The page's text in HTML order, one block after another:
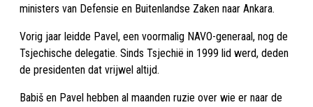
ministers van Defensie en Buitenlandse Zaken naar Ankara.
Vorig jaar leidde Pavel, een voormalig NAVO-generaal, nog de
Tsjechische delegatie. Sinds Tsjechië in 1999 lid werd, deden
de presidenten dat vrijwel altijd.
Babiš en Pavel hebben al maanden ruzie over wie er naar de